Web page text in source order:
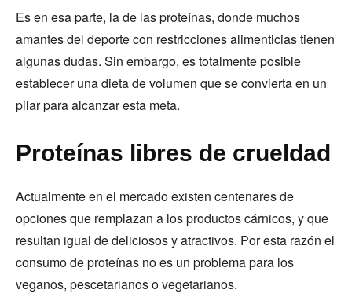
Es en esa parte, la de las proteínas, donde muchos
amantes del deporte con restricciones alimenticias tienen
algunas dudas. Sin embargo, es totalmente posible
establecer una dieta de volumen que se convierta en un
pilar para alcanzar esta meta.
Proteínas libres de crueldad
Actualmente en el mercado existen centenares de
opciones que remplazan a los productos cárnicos, y que
resultan igual de deliciosos y atractivos. Por esta razón el
consumo de proteínas no es un problema para los
veganos, pescetarianos o vegetarianos.